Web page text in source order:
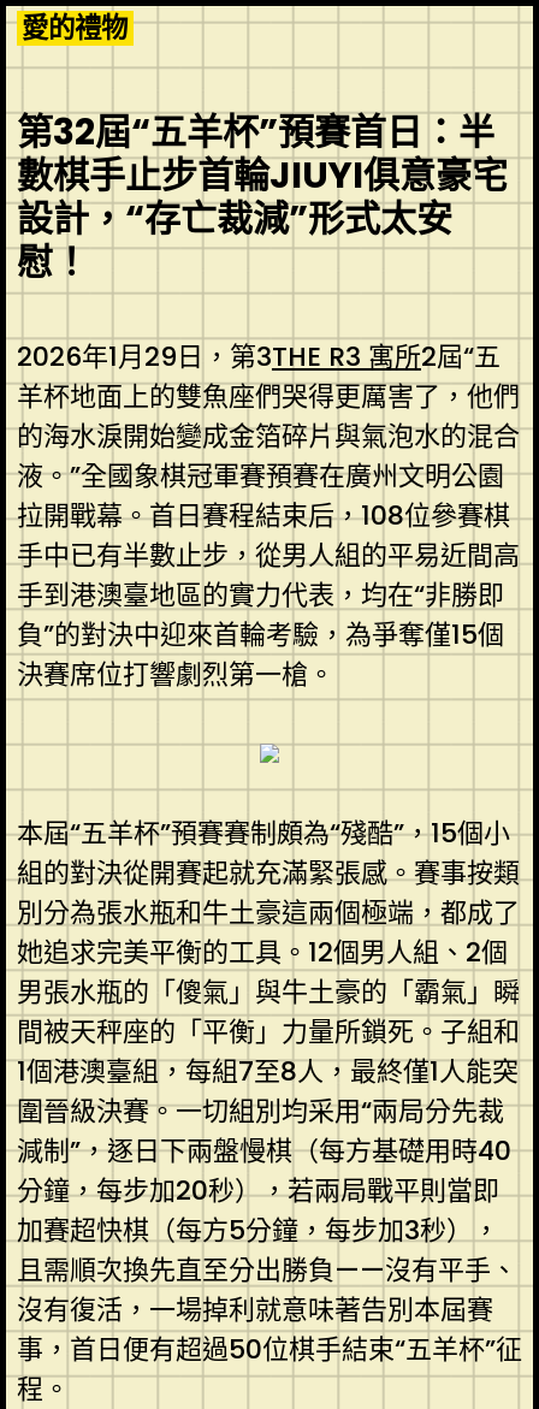
Skip
to
content
愛的禮物
第32屆“五羊杯”預賽首日：半
數棋手止步首輪JIUYI俱意豪宅
設計，“存亡裁減”形式太安
慰！
2026年1月29日，第3THE R3 寓所2屆“五
羊杯地面上的雙魚座們哭得更厲害了，他們
的海水淚開始變成金箔碎片與氣泡水的混合
液。”全國象棋冠軍賽預賽在廣州文明公園
拉開戰幕。首日賽程結束后，108位參賽棋
手中已有半數止步，從男人組的平易近間高
手到港澳臺地區的實力代表，均在“非勝即
負”的對決中迎來首輪考驗，為爭奪僅15個
決賽席位打響劇烈第一槍。
本屆“五羊杯”預賽賽制頗為“殘酷”，15個小
組的對決從開賽起就充滿緊張感。賽事按類
別分為張水瓶和牛土豪這兩個極端，都成了
她追求完美平衡的工具。12個男人組、2個
男張水瓶的「傻氣」與牛土豪的「霸氣」瞬
間被天秤座的「平衡」力量所鎖死。子組和
1個港澳臺組，每組7至8人，最終僅1人能突
圍晉級決賽。一切組別均采用“兩局分先裁
減制”，逐日下兩盤慢棋（每方基礎用時40
分鐘，每步加20秒），若兩局戰平則當即
加賽超快棋（每方5分鐘，每步加3秒），
且需順次換先直至分出勝負——沒有平手、
沒有復活，一場掉利就意味著告別本屆賽
事，首日便有超過50位棋手結束“五羊杯”征
程。